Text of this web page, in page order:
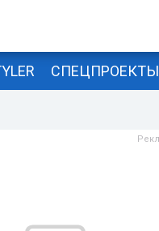
СПЕЦПРОЕКТЫ